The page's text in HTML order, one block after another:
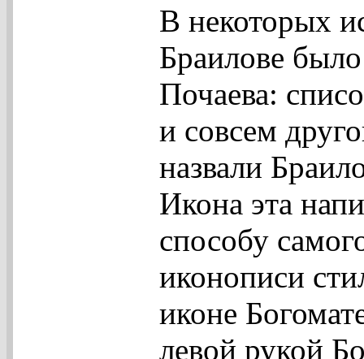
В некоторых
Браилове
Почаева:
и совсем
назвали
Икона эта
способу
иконописи
иконе
левой рукой